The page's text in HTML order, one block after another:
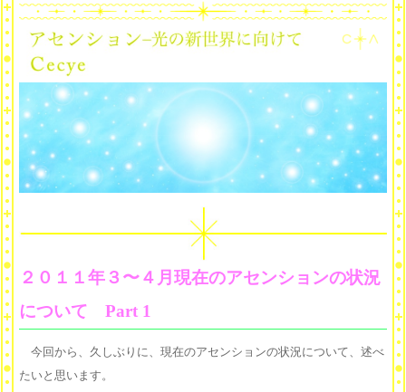
２０１１年３〜４月現在のアセンションの状況
について Part 1
今回から、久しぶりに、現在のアセンションの状況について、述べ
たいと思います。